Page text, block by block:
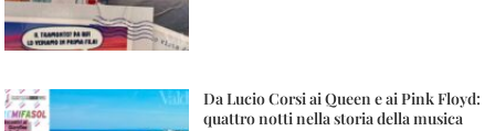
Da Lucio Corsi ai Queen e ai Pink Floyd:
quattro notti nella storia della musica